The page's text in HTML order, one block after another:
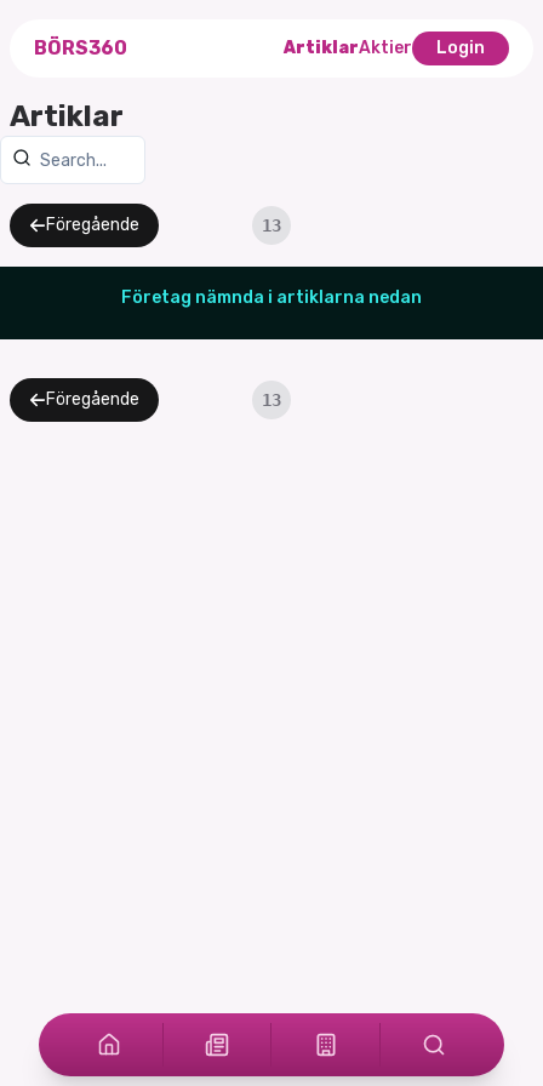
BÖRS360 ArtiklarAktier Login
Artiklar
Föregående 13
Företag nämnda i artiklarna nedan
Föregående 13